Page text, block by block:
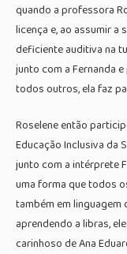
quando a professora
licença e, ao assumir a
deficiente auditiva na
junto com a Fernanda
todos outros, ela faz
Roselene então
Educação Inclusiva da
junto com a intérprete
uma forma que todos
também em linguagem
aprendendo a libras,
carinhoso de Ana